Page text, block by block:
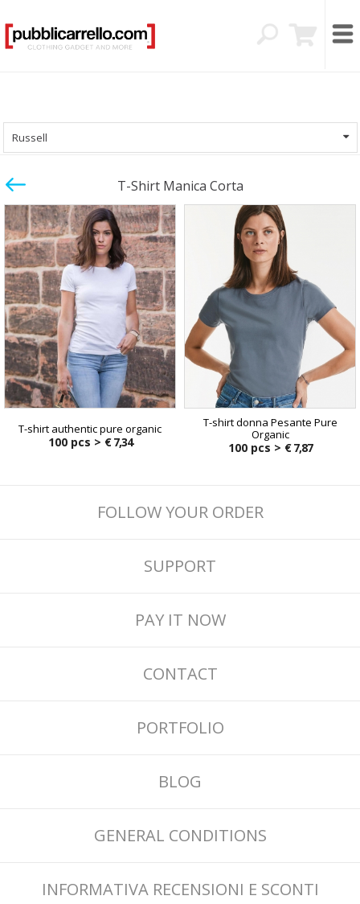
Russell
T-Shirt Manica Corta
T-shirt authentic pure organic
100 pcs > € 7,34
T-shirt donna Pesante Pure
Organic
100 pcs > € 7,87
FOLLOW YOUR ORDER
SUPPORT
PAY IT NOW
CONTACT
PORTFOLIO
BLOG
GENERAL CONDITIONS
INFORMATIVA RECENSIONI E SCONTI